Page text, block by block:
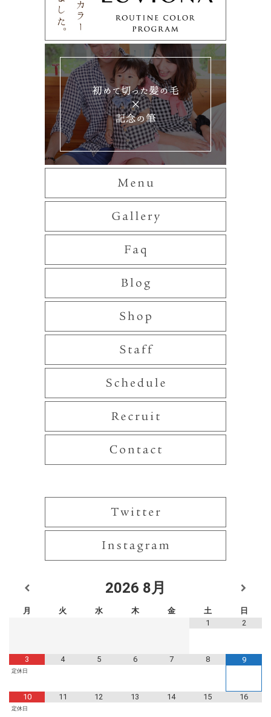
2026 8月
月 火 水 木 金 土
日
1
2
3
定休日
4 5 6 7 8 9
10
定休日
11 12 13 14 15 16